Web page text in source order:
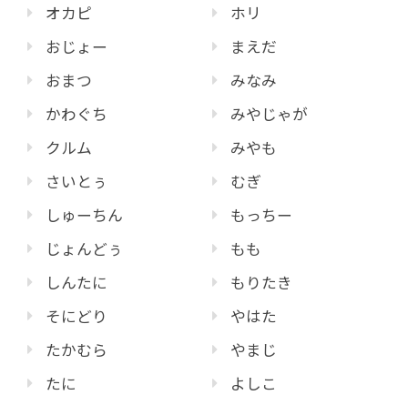
オカピ
おじょー
おまつ
かわぐち
クルム
さいとぅ
しゅーちん
じょんどぅ
しんたに
そにどり
たかむら
たに
ホリ
まえだ
みなみ
みやじゃが
みやも
むぎ
もっちー
もも
もりたき
やはた
やまじ
よしこ